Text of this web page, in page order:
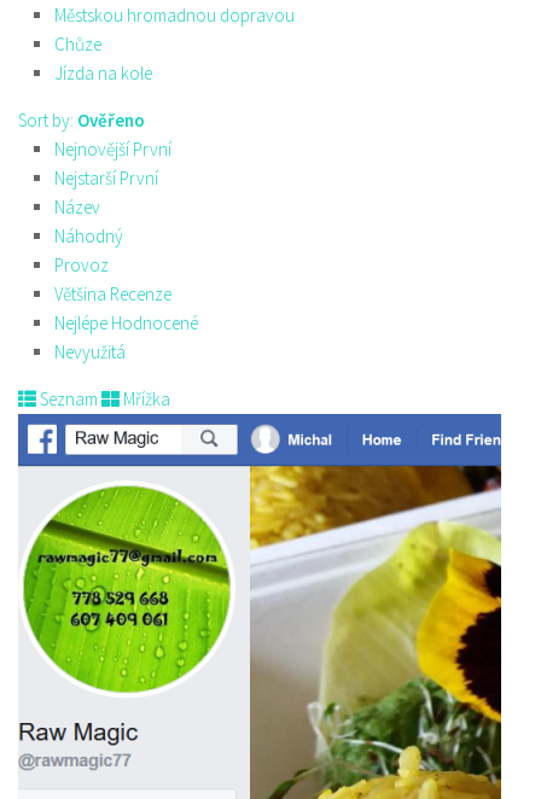
Městskou hromadnou dopravou
Chůze
Jízda na kole
Sort by: Ověřeno
Nejnovější První
Nejstarší První
Název
Náhodný
Provoz
Většina Recenze
Nejlépe Hodnocené
Nevyužitá
Seznam Mřížka